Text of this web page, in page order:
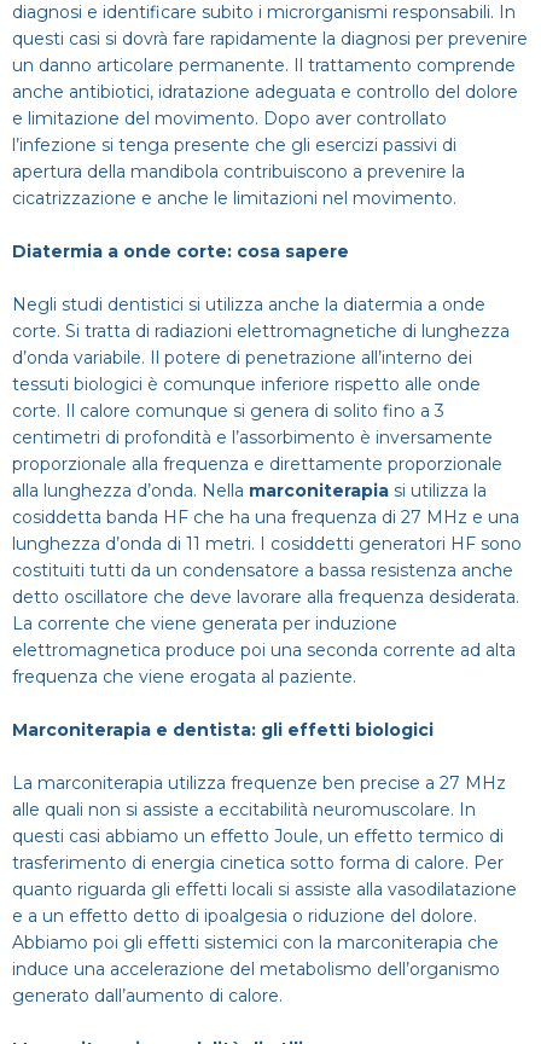
diagnosi e identificare subito i microrganismi responsabili. In
questi casi si dovrà fare rapidamente la diagnosi per prevenire
un danno articolare permanente. Il trattamento comprende
anche antibiotici, idratazione adeguata e controllo del dolore
e limitazione del movimento. Dopo aver controllato
l’infezione si tenga presente che gli esercizi passivi di
apertura della mandibola contribuiscono a prevenire la
cicatrizzazione e anche le limitazioni nel movimento.
Diatermia a onde corte: cosa sapere
Negli studi dentistici si utilizza anche la diatermia a onde
corte. Si tratta di radiazioni elettromagnetiche di lunghezza
d’onda variabile. Il potere di penetrazione all’interno dei
tessuti biologici è comunque inferiore rispetto alle onde
corte. Il calore comunque si genera di solito fino a 3
centimetri di profondità e l’assorbimento è inversamente
proporzionale alla frequenza e direttamente proporzionale
alla lunghezza d’onda. Nella marconiterapia si utilizza la
cosiddetta banda HF che ha una frequenza di 27 MHz e una
lunghezza d’onda di 11 metri. I cosiddetti generatori HF sono
costituiti tutti da un condensatore a bassa resistenza anche
detto oscillatore che deve lavorare alla frequenza desiderata.
La corrente che viene generata per induzione
elettromagnetica produce poi una seconda corrente ad alta
frequenza che viene erogata al paziente.
Marconiterapia e dentista: gli effetti biologici
La marconiterapia utilizza frequenze ben precise a 27 MHz
alle quali non si assiste a eccitabilità neuromuscolare. In
questi casi abbiamo un effetto Joule, un effetto termico di
trasferimento di energia cinetica sotto forma di calore. Per
quanto riguarda gli effetti locali si assiste alla vasodilatazione
e a un effetto detto di ipoalgesia o riduzione del dolore.
Abbiamo poi gli effetti sistemici con la marconiterapia che
induce una accelerazione del metabolismo dell’organismo
generato dall’aumento di calore.